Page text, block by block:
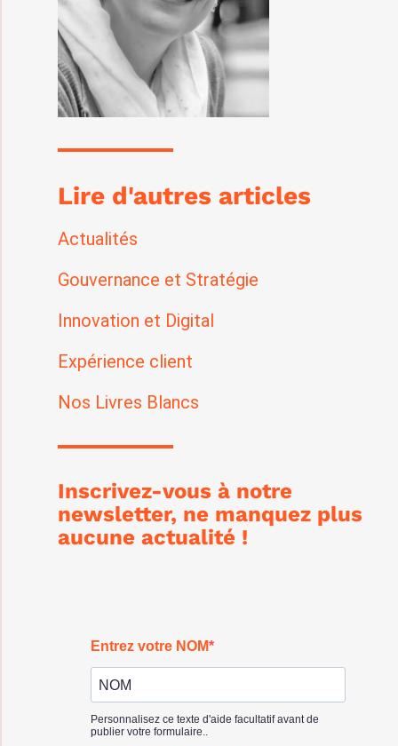
Lire d'autres articles
Actualités
Gouvernance et Stratégie
Innovation et Digital
Expérience client
Nos Livres Blancs
Inscrivez-vous à notre
newsletter, ne manquez plus
aucune actualité !